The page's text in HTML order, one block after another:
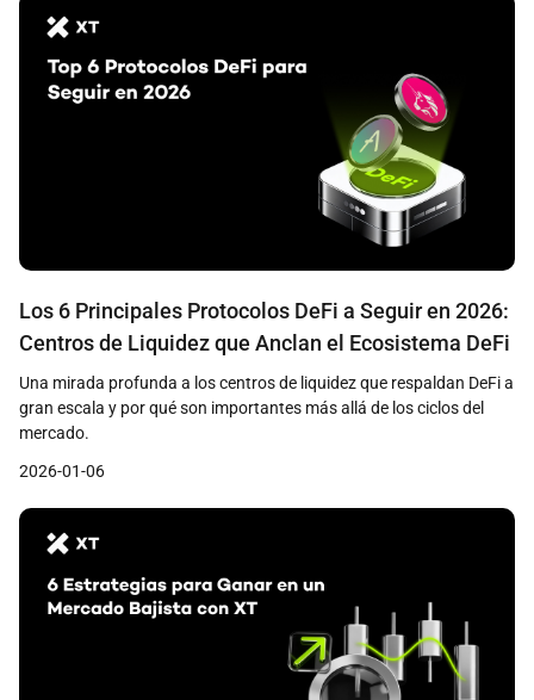
Los 6 Principales Protocolos DeFi a Seguir en 2026:
Centros de Liquidez que Anclan el Ecosistema DeFi
Una mirada profunda a los centros de liquidez que respaldan DeFi a
gran escala y por qué son importantes más allá de los ciclos del
mercado.
2026-01-06